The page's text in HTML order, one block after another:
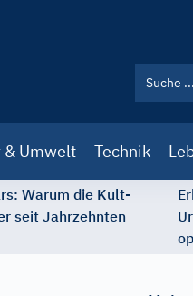
& Umwelt Technik
Warum die Kult-
seit Jahrzehnten